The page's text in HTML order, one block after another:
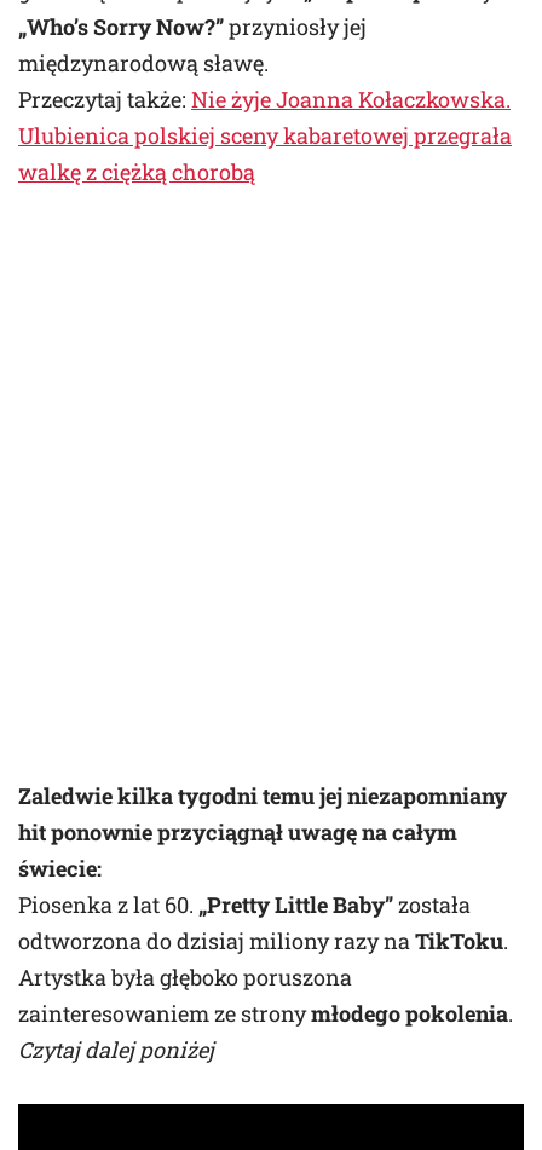
„Who’s Sorry Now?”przyniosły jej
międzynarodową sławę.
Przeczytaj także: Nie żyje Joanna Kołaczkowska.
Ulubienica polskiej sceny kabaretowej przegrała
walkę z ciężką chorobą
Zaledwie kilka tygodni temu jej niezapomniany
hit ponownie przyciągnął uwagę na całym
świecie:
Piosenka z lat 60. „Pretty Little Baby”została
odtworzona do dzisiaj miliony razy na TikToku.
Artystka była głęboko poruszona
zainteresowaniem ze stronymłodego pokolenia.
Czytaj dalej poniżej